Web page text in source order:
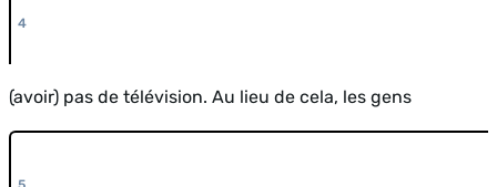
(avoir) pas de télévision. Au lieu de cela, les gens